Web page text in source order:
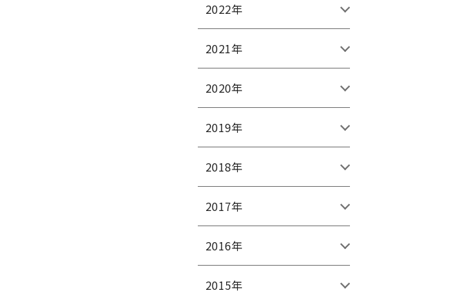
2022年
2021年
2020年
2019年
2018年
2017年
2016年
2015年